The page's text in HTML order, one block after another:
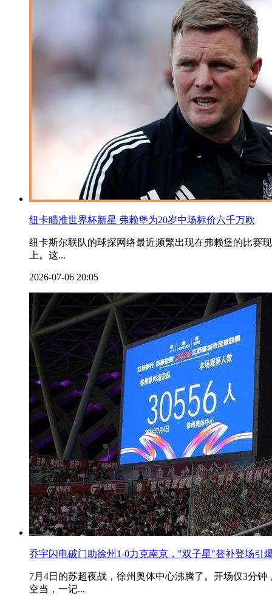
纽卡瞄准世界杯新星 弗赖堡为20岁中场标价六千万欧
纽卡斯尔联队的球探网络最近频繁出现在弗赖堡的比赛
上。这...
2026-07-06 20:05
乔宇闪电破门助徐州1-0力克南京，"双子星"替补登场引
7月4日的苏超夜战，徐州奥体中心沸腾了。开场仅3分
空当，一记...